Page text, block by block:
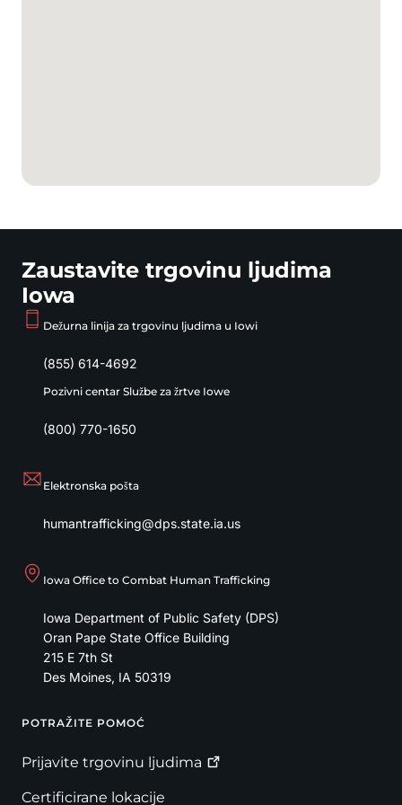
Zaustavite trgovinu ljudima
Iowa
Dežurna linija za trgovinu ljudima u Iowi
(855) 614-4692
Pozivni centar Službe za žrtve Iowe
(800) 770-1650
Elektronska pošta
humantrafficking@dps.state.ia.us
Iowa Office to Combat Human Trafficking
Iowa Department of Public Safety (DPS)
Oran Pape State Office Building
215 E 7th St
Des Moines, IA 50319
Footer
POTRAŽITE POMOĆ
Prijavite trgovinu ljudima
Certificirane lokacije